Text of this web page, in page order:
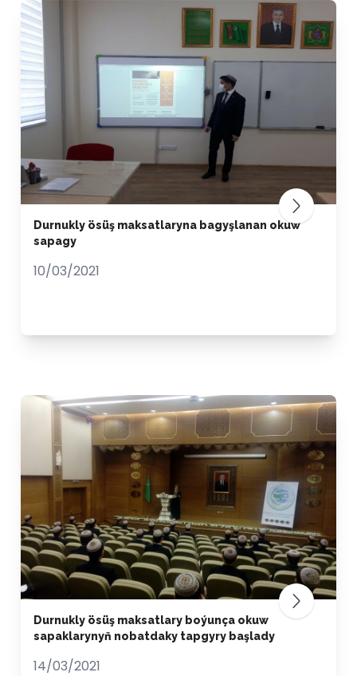
Durnukly ösüş maksatlaryna bagyşlanan okuw
sapagy
10/03/2021
Durnukly ösüş maksatlary boýunça okuw
sapaklarynyň nobatdaky tapgyry başlady
14/03/2021